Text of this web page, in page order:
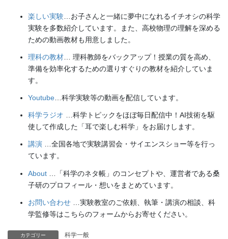
楽しい実験 …お子さんと一緒に夢中になれるイチオシの科学
実験を多数紹介しています。また、高校物理の理解を深める
ための動画教材も用意しました。
理科の教材 … 理科教師をバックアップ！授業の質を高め、
準備を効率化するための選りすぐりの教材を紹介していま
す。
Youtube …科学実験等の動画を配信しています。
科学ラジオ …科学トピックをほぼ毎日配信中！AI技術を駆
使して作成した「耳で楽しむ科学」をお届けします。
講演 …全国各地で実験講習会・サイエンスショー等を行っ
ています。
About …「科学のネタ帳」のコンセプトや、運営者である桑
子研のプロフィール・想いをまとめています。
お問い合わせ …実験教室のご依頼、執筆・講演の相談、科
学監修等はこちらのフォームからお寄せください。
カテゴリー 科学一般